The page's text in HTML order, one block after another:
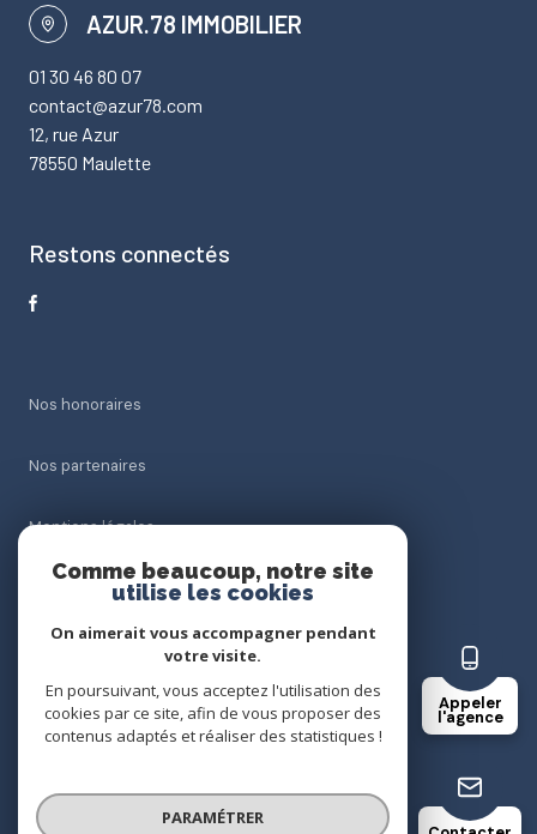
Appeler
l'agence
AZUR.78 IMMOBILIER
01 30 46 80 07
contact@azur78.com
12, rue Azur
78550 Maulette
Restons connectés
Nos honoraires
Nos partenaires
Mentions légales
Cookies
© 2026 | Tous droits réservés
Comme beaucoup, notre site
utilise les cookies
On aimerait vous accompagner pendant
votre visite.
En poursuivant, vous acceptez l'utilisation des
cookies par ce site, afin de vous proposer des
contenus adaptés et réaliser des statistiques !
PARAMÉTRER